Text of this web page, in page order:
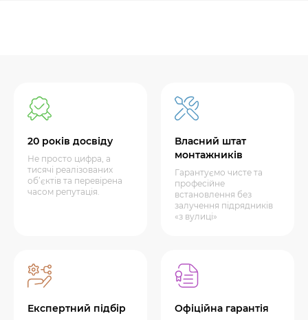
20 років досвіду
Не просто цифра, а
тисячі реалізованих
об’єктів та перевірена
часом репутація.
Власний штат
монтажників
Гарантуємо чисте та
професійне
встановлення без
залучення підрядників
«з вулиці»
Експертний підбір Офіційна гарантія